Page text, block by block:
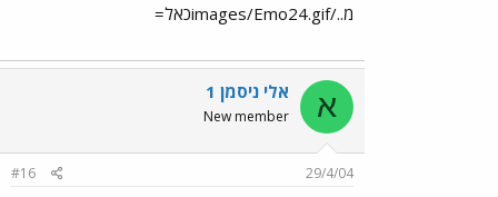
מ../images/Emo24.gifכאל=
א אלי ניסמן 1
New member
29/4/04
#16